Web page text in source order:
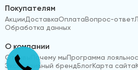
Покупателям
АкцииДоставкаОплатаВопрос-ответ
Обработка данных
О компании
Отзывы Почему мыПрограмма
Эксклюзивный брендБлогКарта сайта